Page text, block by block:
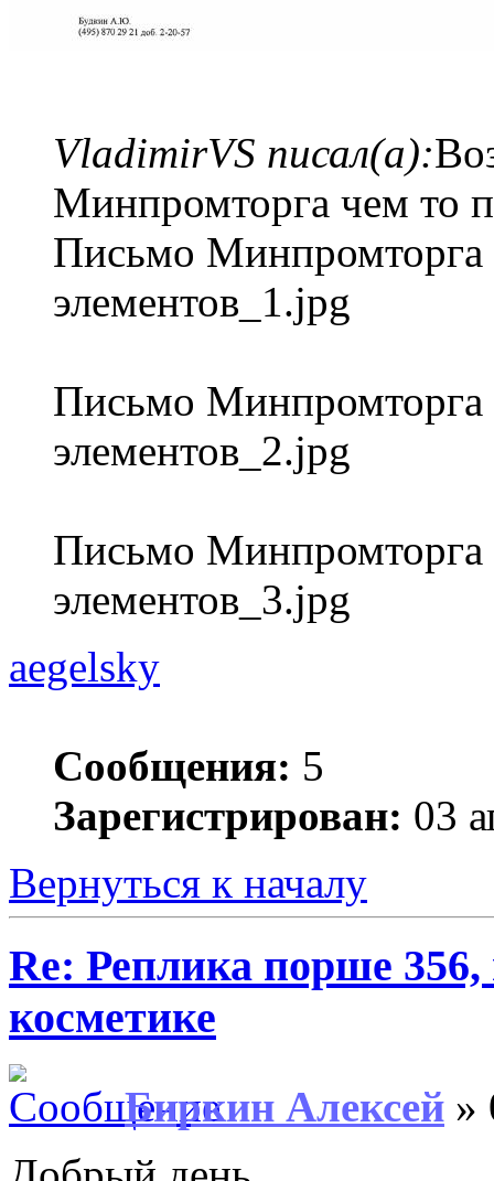
VladimirVS писал(а):
Минпромторга чем то
Письмо Минпромторга
элементов_1.jpg
Письмо Минпромторга
элементов_2.jpg
Письмо Минпромторга
элементов_3.jpg
aegelsky
Сообщения: 5
Зарегистрирован: 03
Вернуться к началу
Re: Реплика порше 356,
косметике
Биркин Алексей »